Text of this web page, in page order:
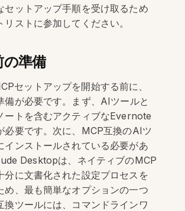
セットアップ手順を受け取るため
リストに参加してください。
準備
セットアップを開始する前に、
備が必要です。まず、AIツールと
ートを含むアクティブなEvernote
必要です。次に、MCP互換のAIツ
インストールされている必要があ
Desktopは、ネイティブのMCP
分に文書化された設定プロセスを
め、最も簡単なオプションの一つ
換ツールには、コマンドラインワ